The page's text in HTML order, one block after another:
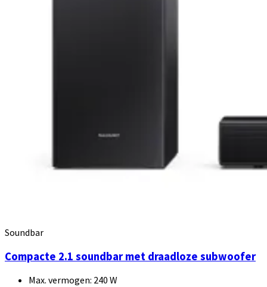
Soundbar
Compacte 2.1 soundbar met draadloze subwoofer
Max. vermogen: 240 W